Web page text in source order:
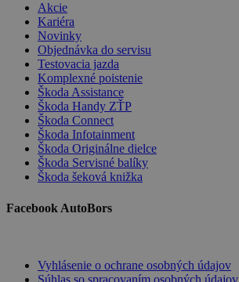
Akcie
Kariéra
Novinky
Objednávka do servisu
Testovacia jazda
Komplexné poistenie
Škoda Assistance
Škoda Handy ZŤP
Škoda Connect
Škoda Infotainment
Škoda Originálne dielce
Škoda Servisné balíky
Škoda šeková knižka
Facebook AutoBors
Vyhlásenie o ochrane osobných údajov
Súhlas so spracovaním osobných údajov